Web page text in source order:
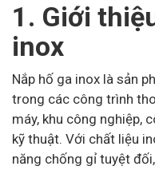
1. Giới
inox
Nắp hố ga inox là sản
trong các công trình
máy, khu công nghiệp,
kỹ thuật. Với chất liệu
năng chống gỉ tuyệt